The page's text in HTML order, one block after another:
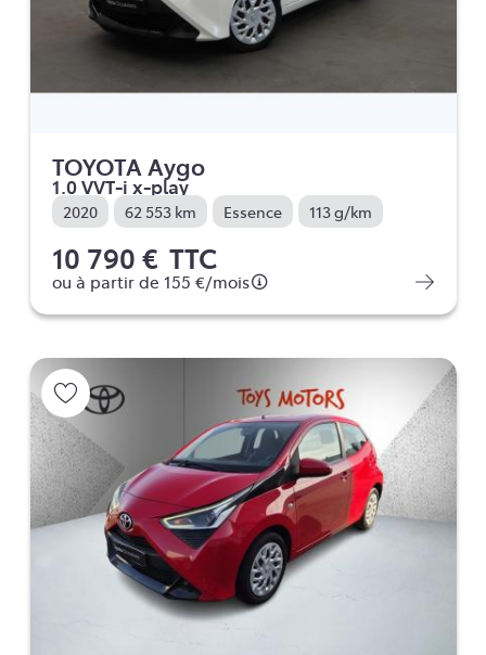
TOYOTA Aygo
1.0 VVT-i x-play
2020 62 553 km Essence 113 g/km
10 790 € TTC
ou à partir de 155 €/mois